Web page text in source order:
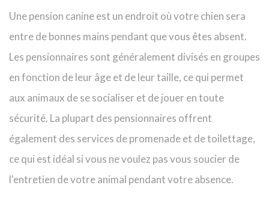
Une pension canine est un endroit où votre chien sera
entre de bonnes mains pendant que vous êtes absent.
Les pensionnaires sont généralement divisés en groupes
en fonction de leur âge et de leur taille, ce qui permet
aux animaux de se socialiser et de jouer en toute
sécurité. La plupart des pensionnaires offrent
également des services de promenade et de toilettage,
ce qui est idéal si vous ne voulez pas vous soucier de
l'entretien de votre animal pendant votre absence.